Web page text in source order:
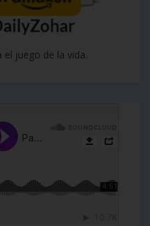
el juego de la vida.